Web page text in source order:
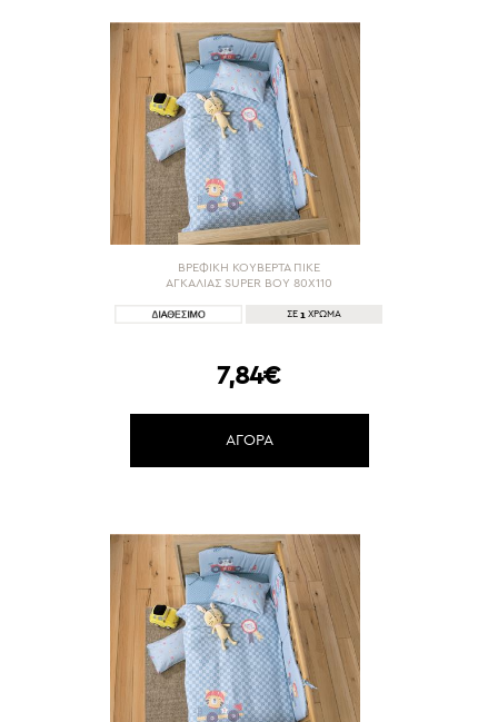
ΒΡΕΦΙΚΗ ΚΟΥΒΕΡΤΑ ΠΙΚΕ
AΓΚΑΛΙΑΣ SUPER BOY 80X110
ΣΕ 1 ΧΡΩΜΑ
7,84€
ΑΓΟΡΑ